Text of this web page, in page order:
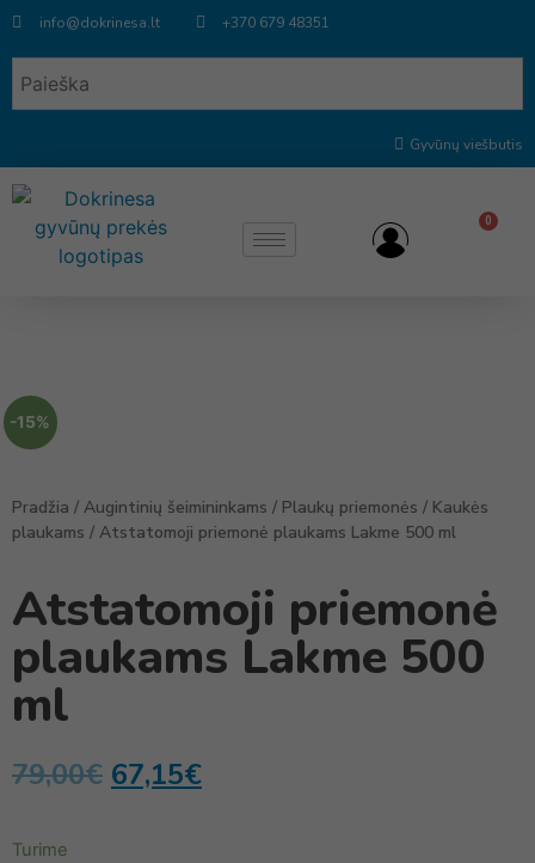
info@dokrinesa.lt +370 679 48351
Gyvūnų viešbutis
0
-15%
Pradžia / Augintinių šeimininkams / Plaukų priemonės / Kaukės
plaukams / Atstatomoji priemonė plaukams Lakme 500 ml
Atstatomoji priemonė
plaukams Lakme 500
ml
79,00€ 67,15€
Turime